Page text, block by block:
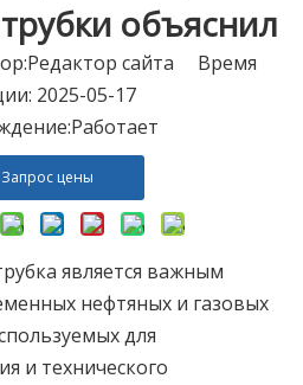
объяснил
сайта Время
2025-05-17
Работает
Запрос цены
является важным
нефтяных и газовых
для
и технического